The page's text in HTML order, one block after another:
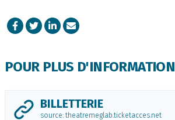
Facebook
TwitterLinkedIn
Courriel
POUR PLUS D'INFORMATION
BILLETTERIE
source: theatremeglab.ticketacces.net